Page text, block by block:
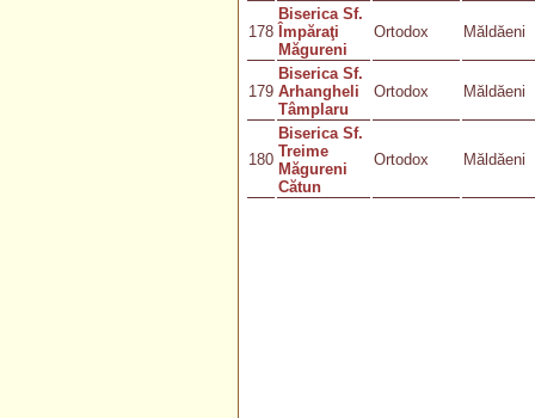
178
Biserica Sf.
Împăraţi
Măgureni
Ortodox Măldăeni
179
Biserica Sf.
Arhangheli
Tâmplaru
Ortodox Măldăeni
180
Biserica Sf.
Treime
Măgureni
Cătun
Ortodox Măldăeni